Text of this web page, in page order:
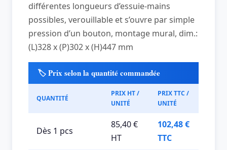
différentes longueurs d’essuie-mains
possibles, verouillable et s’ouvre par simple
pression d’un bouton, montage mural, dim.:
(L)328 x (P)302 x (H)447 mm
🏷️ Prix selon la quantité commandée
QUANTITÉ
PRIX HT /
UNITÉ
PRIX TTC /
UNITÉ
Dès 1 pcs
85,40 €
HT
102,48 €
TTC